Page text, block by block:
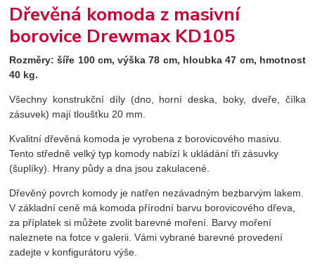
Dřevěná komoda z masivní
borovice Drewmax KD105
Rozměry:šíře 100 cm, výška 78 cm, hloubka 47 cm, hmotnost
40 kg.
Všechny konstrukční díly (dno, horní deska, boky, dveře, čílka
zásuvek) mají tloušťku 20 mm.
Kvalitní dřevěná komoda je vyrobena z borovicového masivu.
Tento středně velký typ komody nabízí k ukládání tři zásuvky
(šuplíky). Hrany půdy a dna jsou zakulacené.
Dřevěný povrch komody je natřen nezávadným bezbarvým lakem.
V základní ceně má komoda přírodní barvu borovicového dřeva,
za příplatek si můžete zvolit barevné moření. Barvy moření
naleznete na fotce v galerii. Vámi vybrané barevné provedení
zadejte v konfigurátoru výše.